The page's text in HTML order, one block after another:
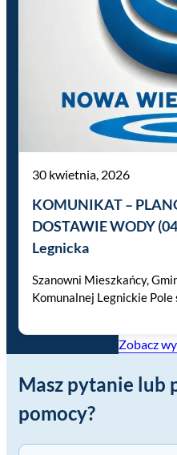
30 kwietnia, 2026
KOMUNIKAT –
DOSTAWIE WODY
Legnicka
Szanowni Mieszkańcy,
Komunalnej Legnickie Pole
Zobacz
Masz pytanie lub
pomocy?